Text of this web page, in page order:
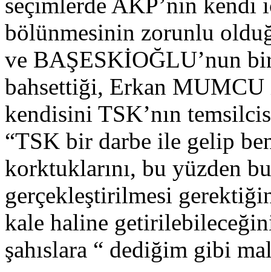
bölünmesinin zorunlu
ve BAŞESKİOĞLU’nun
bahsettiği, Erkan MUMCU
kendisini TSK’nın
“TSK bir darbe ile gelip
korktuklarını, bu yüzden
gerçekleştirilmesi
kale haline
şahıslara “ dediğim gibi